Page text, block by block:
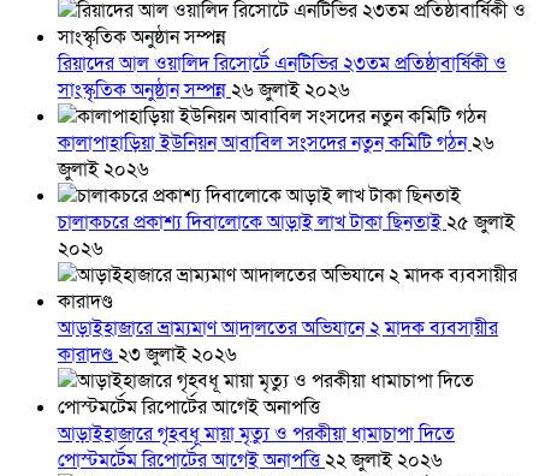
রিয়াদের আল ওয়ালিদ রিসোর্টে এনটিভির ২৩তম প্রতিষ্ঠাবার্ষিকী ও
সাংস্কৃতিক অনুষ্ঠান সম্পন্ন২৬ জুলাই ২০২৬
কালাপাহাড়িয়া ইউনিয়ন আবাবিল সংসদের নতুন কমিটি গঠন২৬
জুলাই ২০২৬
চালাকচরে প্রকাশ্য দিবালোকে আড়াই লাখ টাকা ছিনতাই২৫ জুলাই
২০২৬
আড়াইহাজারে ভ্রাম্যমাণ আদালতের অভিযানে ২ মাদক ব্যবসায়ীর
কারাদণ্ড২৩ জুলাই ২০২৬
আড়াইহাজারে গৃহবধূ মায়া মৃত্যু ও পরকীয়া ধামাচাপা দিতে
পোস্টমর্টেম রিপোর্টের আগেই অনাপত্তি২২ জুলাই ২০২৬